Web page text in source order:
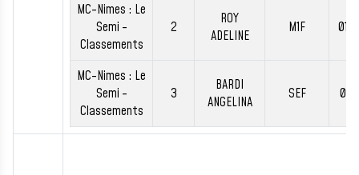
MC-Nimes : Le
Semi -
Classements
2
ROY
ADELINE
M1F
MC-Nimes : Le
Semi -
Classements
3
BARDI
ANGELINA
SEF